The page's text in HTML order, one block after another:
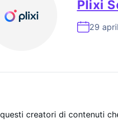
Plixi
29
creatori di contenuti